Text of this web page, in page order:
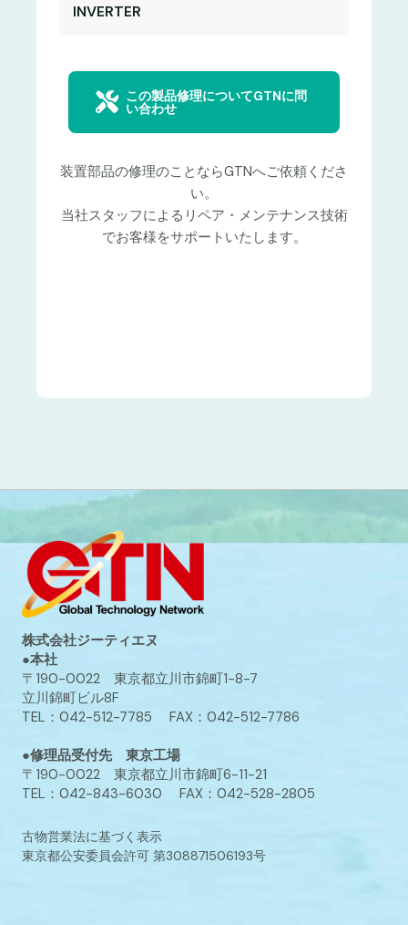
INVERTER
この製品修理についてGTNに問
い合わせ
装置部品の修理のことならGTNへご依頼くださ
い。
当社スタッフによるリペア・メンテナンス技術
でお客様をサポートいたします。
株式会社ジーティエヌ
●本社
〒190-0022 東京都立川市錦町1-8-7
立川錦町ビル8F
TEL：042-512-7785 FAX：042-512-7786
●修理品受付先 東京工場
〒190-0022 東京都立川市錦町6-11-21
TEL：042-843-6030 FAX：042-528-2805
古物営業法に基づく表示
東京都公安委員会許可 第308871506193号